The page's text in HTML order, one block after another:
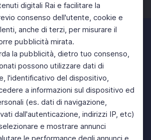
digitali Rai e facilitare la
consenso dell'utente, cookie e
anche di terzi, per misurare il
pubblicità mirata.
la pubblicità, dietro tuo consenso,
possono utilizzare dati di
l'identificativo del dispositivo,
a informazioni sul dispositivo ed
(es. dati di navigazione,
dall'autenticazione, indirizzi IP, etc)
e mostrare annunci
Twitter Instagram